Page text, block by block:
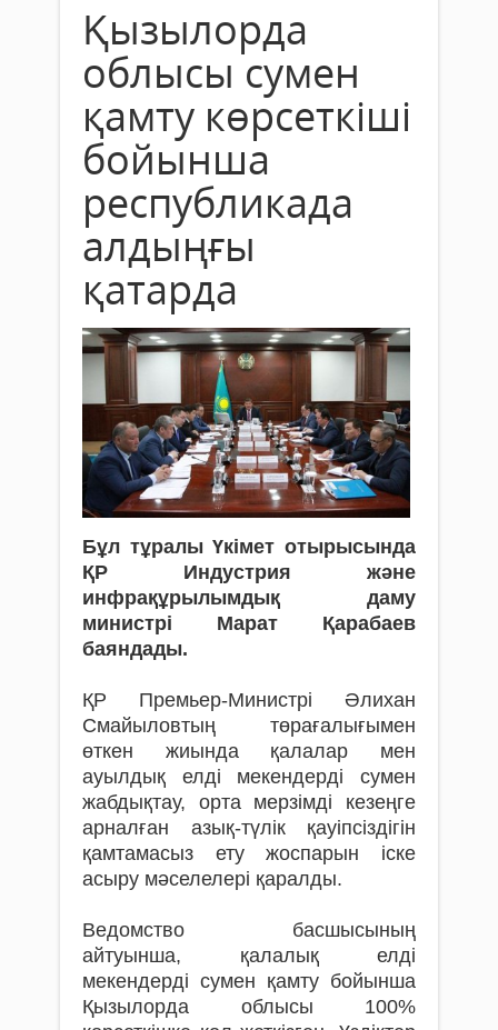
Қызылорда
облысы сумен
қамту көрсеткіші
бойынша
республикада
алдыңғы
қатарда
Бұл тұралы Үкімет отырысында
ҚР Индустрия және
инфрақұрылымдық даму
министрі Марат Қарабаев
баяндады.
ҚР Премьер-Министрі Әлихан
Смайыловтың төрағалығымен
өткен жиында қалалар мен
ауылдық елді мекендерді сумен
жабдықтау, орта мерзімді кезеңге
арналған азық-түлік қауіпсіздігін
қамтамасыз ету жоспарын іске
асыру мәселелері қаралды.
Ведомство басшысының
айтуынша, қалалық елді
мекендерді сумен қамту бойынша
Қызылорда облысы 100%